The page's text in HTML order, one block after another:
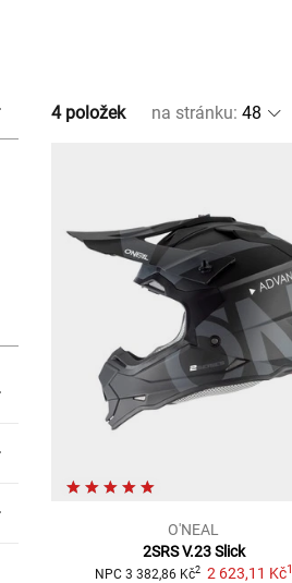
4 položek na stránku:
O'NEAL
2SRS V.23 Slick
NPC 3 382,86 Kč2 2 623,11 Kč1